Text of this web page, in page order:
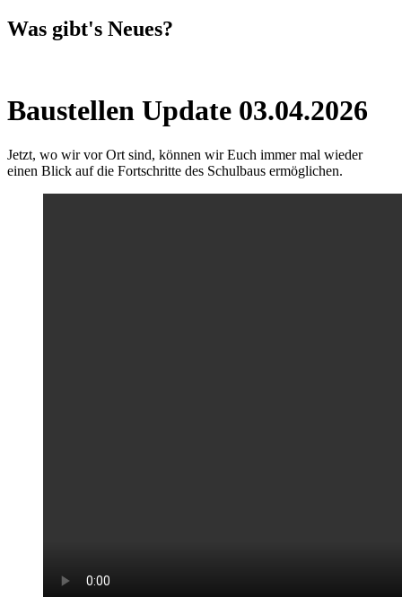
Was gibt's Neues?
Baustellen Update 03.04.2026
Jetzt, wo wir vor Ort sind, können wir Euch immer mal wieder
einen Blick auf die Fortschritte des Schulbaus ermöglichen.